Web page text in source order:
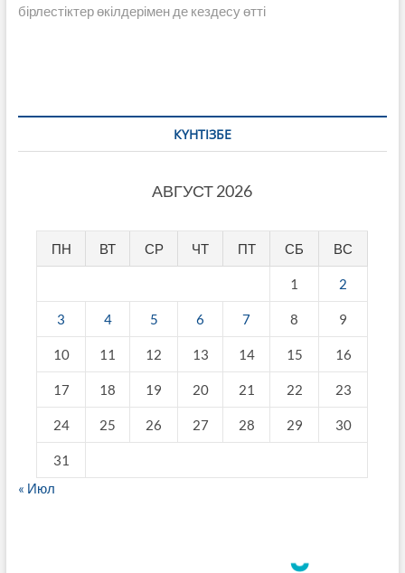
бірлестіктер өкілдерімен де кездесу өтті
КҮНТІЗБЕ
АВГУСТ 2026
ПН ВТ СР ЧТ ПТ СБ ВС
1 2
3 4 5 6 7 8 9
10 11 12 13 14 15 16
17 18 19 20 21 22 23
24 25 26 27 28 29 30
31
« Июл